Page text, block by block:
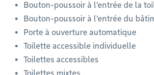
Bouton-poussoir à l'entrée de la
Bouton-poussoir à l'entrée du
Porte à ouverture automatique
Toilette accessible individuelle
Toilettes accessibles